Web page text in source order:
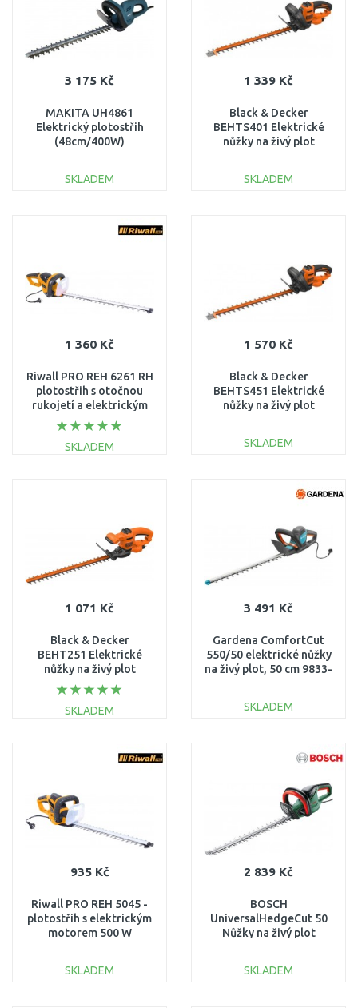
3 175 Kč
MAKITA UH4861
Elektrický plotostřih
(48cm/400W)
SKLADEM
1 339 Kč
Black & Decker
BEHTS401 Elektrické
nůžky na živý plot
SKLADEM
1 360 Kč
Riwall PRO REH 6261 RH
plotostřih s otočnou
rukojetí a elektrickým
motorem 620 W
EH41A2001010B
SKLADEM
1 570 Kč
Black & Decker
BEHTS451 Elektrické
nůžky na živý plot
SKLADEM
1 071 Kč
Black & Decker
BEHT251 Elektrické
nůžky na živý plot
(50cm/450W)
SKLADEM
3 491 Kč
Gardena ComfortCut
550/50 elektrické nůžky
na živý plot, 50 cm 9833-
SKLADEM
935 Kč
Riwall PRO REH 5045 -
plotostřih s elektrickým
motorem 500 W
SKLADEM
2 839 Kč
BOSCH
UniversalHedgeCut 50
Nůžky na živý plot
SKLADEM